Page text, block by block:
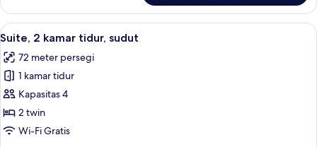
Kamar
Premium
Lihat
semua
foto
untuk
Suite,
2
kamar
Suite, 2 kamar tidur, sudut | Seprai
11
Suite, 2 kamar tidur, sudut
72 meter persegi
1 kamar tidur
Kapasitas 4
2 twin
Wi-Fi Gratis